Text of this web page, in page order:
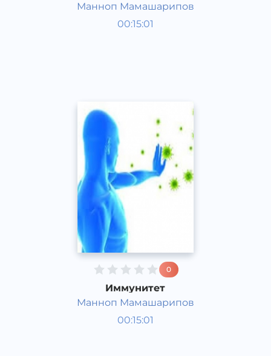
Манноп Мамашарипов
00:15:01
Жамият
0
Иммунитет
Манноп Мамашарипов
00:15:01
Жамият